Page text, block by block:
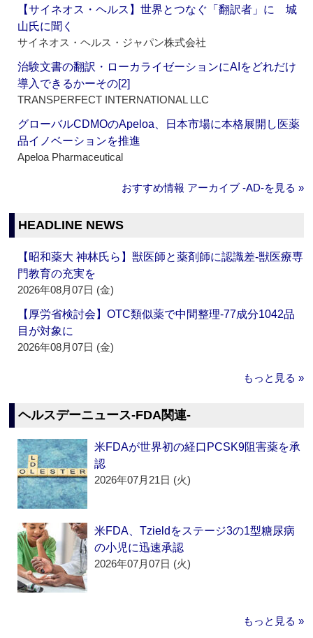
【サイネオス・ヘルス】世界とつなぐ「翻訳者」に 城
山氏に聞く
サイネオス・ヘルス・ジャパン株式会社
治験文書の翻訳・ローカライゼーションにAIをどれだけ
導入できるかーその[2]
TRANSPERFECT INTERNATIONAL LLC
グローバルCDMOのApeloa、日本市場に本格展開し医薬
品イノベーションを推進
Apeloa Pharmaceutical
おすすめ情報 アーカイブ ‐AD‐を見る »
HEADLINE NEWS
【昭和薬大 神林氏ら】獣医師と薬剤師に認識差‐獣医療専
門教育の充実を
2026年08月07日 (金)
【厚労省検討会】OTC類似薬で中間整理‐77成分1042品
目が対象に
2026年08月07日 (金)
もっと見る »
ヘルスデーニュース‐FDA関連‐
米FDAが世界初の経口PCSK9阻害薬を承
認
2026年07月21日 (火)
米FDA、Tzieldをステージ3の1型糖尿病
の小児に迅速承認
2026年07月07日 (火)
もっと見る »